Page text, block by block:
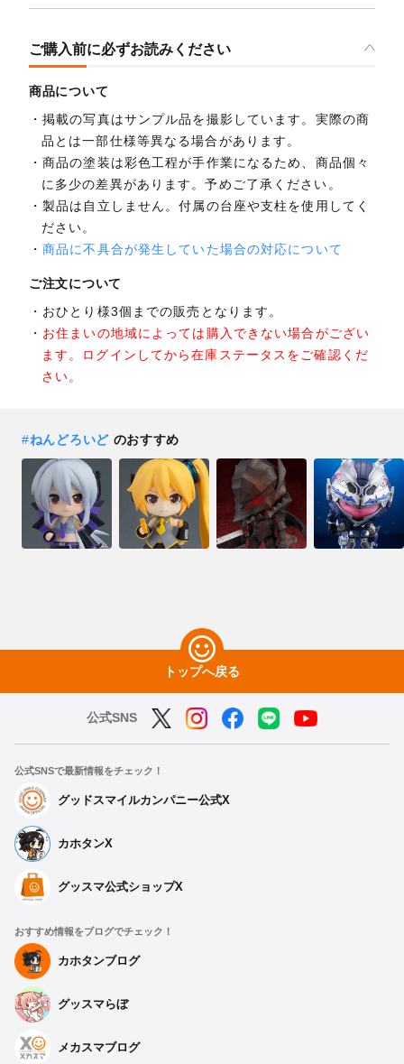
ご購入前に必ずお読みください
商品について
掲載の写真はサンプル品を撮影しています。実際の商
品とは一部仕様等異なる場合があります。
商品の塗装は彩色工程が手作業になるため、商品個々
に多少の差異があります。予めご了承ください。
製品は自立しません。付属の台座や支柱を使用してく
ださい。
商品に不具合が発生していた場合の対応について
ご注文について
おひとり様3個までの販売となります。
お住まいの地域によっては購入できない場合がござい
ます。ログインしてから在庫ステータスをご確認くだ
さい。
#ねんどろいどのおすすめ
トップへ戻る
公式SNS
公式SNSで最新情報をチェック！
グッドスマイルカンパニー公式X
カホタンX
グッスマ公式ショップX
おすすめ情報をブログでチェック！
カホタンブログ
グッスマらぼ
メカスマブログ